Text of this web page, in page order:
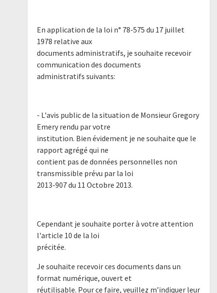
En application de la loi n° 78-575 du 17 juillet
1978 relative aux
documents administratifs, je souhaite recevoir
communication des documents
administratifs suivants:
- L'avis public de la situation de Monsieur Gregory
Emery rendu par votre
institution. Bien évidement je ne souhaite que le
rapport agrégé qui ne
contient pas de données personnelles non
transmissible prévu par la loi
2013-907 du 11 Octobre 2013.
Cependant je souhaite porter à votre attention
l'article 10 de la loi
précitée.
Je souhaite recevoir ces documents dans un
format numérique, ouvert et
réutilisable. Pour ce faire, veuillez m’indiquer leur